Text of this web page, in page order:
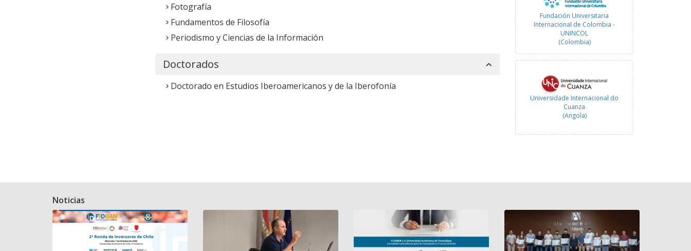
Fundación Universitaria
Internacional de Colombia -
UNINCOL
(Colombia)
Universidade Internacional do
Cuanza
(Angola)
Fotografía
Fundamentos de Filosofía
Periodismo y Ciencias de la Información
Doctorados
Doctorado en Estudios Iberoamericanos y de la Iberofonía
Noticias